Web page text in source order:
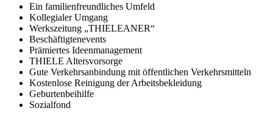
Ein familienfreundliches Umfeld
Kollegialer Umgang
Werkszeitung „THIELEANER“
Beschäftigtenevents
Prämiertes Ideenmanagement
THIELE Altersvorsorge
Gute Verkehrsanbindung mit öffentlichen Verkehrsmitteln
Kostenlose Reinigung der Arbeitsbekleidung
Geburtenbeihilfe
Sozialfond